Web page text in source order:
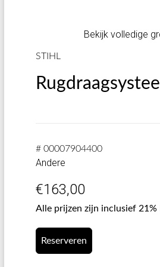
Bekijk volledige
STIHL
# 00007904400
Andere
€163,00
Alle prijzen zijn inclusief 21%
Reserveren